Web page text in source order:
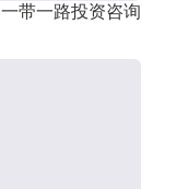
一带一路投资咨询